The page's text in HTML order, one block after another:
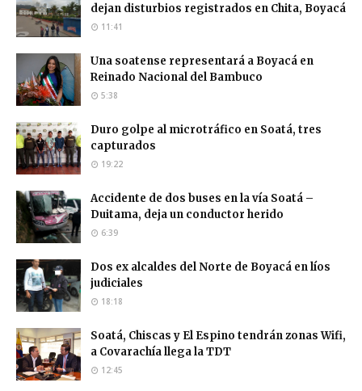
dejan disturbios registrados en Chita, Boyacá
11:41
Una soatense representará a Boyacá en
Reinado Nacional del Bambuco
5:38
Duro golpe al microtráfico en Soatá, tres
capturados
19:22
Accidente de dos buses en la vía Soatá –
Duitama, deja un conductor herido
6:39
Dos ex alcaldes del Norte de Boyacá en líos
judiciales
18:18
Soatá, Chiscas y El Espino tendrán zonas Wifi,
a Covarachía llega la TDT
12:45